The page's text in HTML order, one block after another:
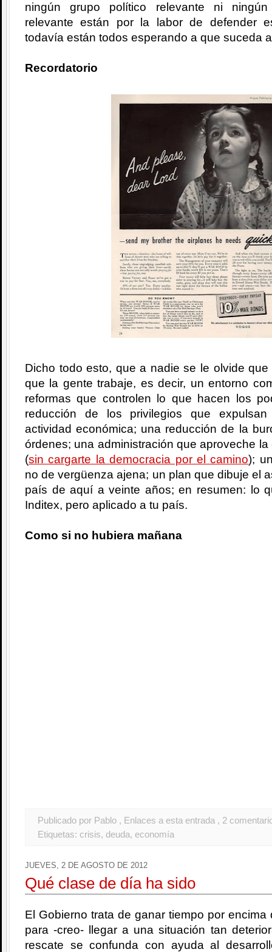
ningún grupo político relevante ni
relevante están por la labor de defender
todavía están todos esperando a que suceda
Recordatorio
Dicho todo esto, que a nadie se le olvide
que la gente trabaje, es decir, un entorno
reformas que controlen lo que hacen los
reducción de los privilegios que
actividad económica; una reducción de la
órdenes; una administración que aproveche
(sin cargarte la democracia por el camino);
no de vergüenza ajena; un plan que dibuje el
país de aquí a veinte años; en resumen: lo
Inditex, pero aplicado a tu país.
Como si no hubiera mañana
Publicado por Pablo , Enlaces a esta entrada , 2
Etiquetas: crisis, deuda, economía
JUEVES, 2 DE AGOSTO DE 2012
Qué clase de día ha sido
El Gobierno trata de ganar tiempo por
para -creo- llegar a una situación tan
rescate se confunda con ayuda al